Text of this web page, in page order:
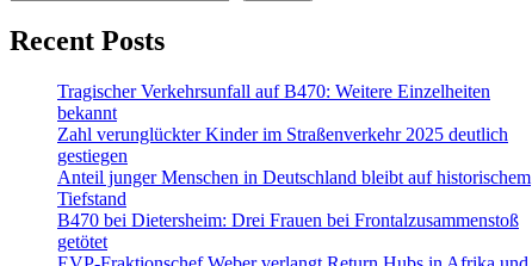
Recent Posts
Tragischer Verkehrsunfall auf B470: Weitere Einzelheiten
bekannt
Zahl verunglückter Kinder im Straßenverkehr 2025 deutlich
gestiegen
Anteil junger Menschen in Deutschland bleibt auf historischem
Tiefstand
B470 bei Dietersheim: Drei Frauen bei Frontalzusammenstoß
getötet